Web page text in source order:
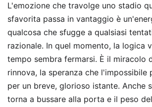
L'emozione che travolge uno stadio
sfavorita passa in vantaggio è
qualcosa che sfugge a qualsiasi
razionale. In quel momento, la logica
tempo sembra fermarsi. È il miracolo
rinnova, la speranza che l'impossibile
per un breve, glorioso istante. Anche
torna a bussare alla porta e il peso